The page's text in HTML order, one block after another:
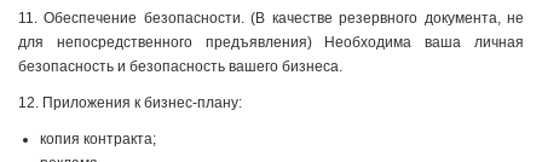
11. Обеспечение безопасности. (В качестве резервного документа, не
для непосредственного предъявления) Необходима ваша личная
безопасность и безопасность вашего бизнеса.
12. Приложения к бизнес-плану:
копия контракта;